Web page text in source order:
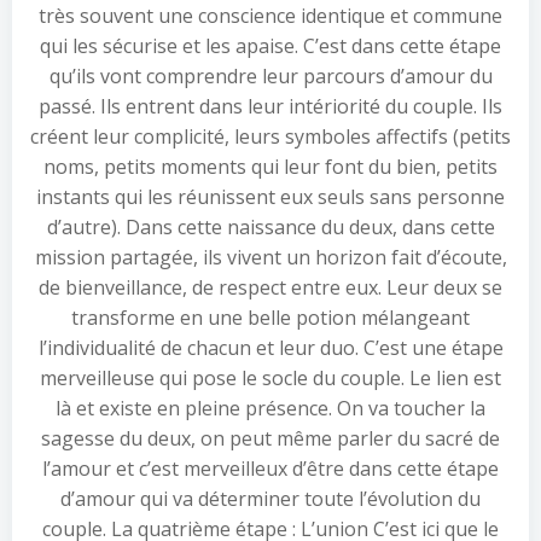
très souvent une conscience identique et commune
qui les sécurise et les apaise. C’est dans cette étape
qu’ils vont comprendre leur parcours d’amour du
passé. Ils entrent dans leur intériorité du couple. Ils
créent leur complicité, leurs symboles affectifs (petits
noms, petits moments qui leur font du bien, petits
instants qui les réunissent eux seuls sans personne
d’autre). Dans cette naissance du deux, dans cette
mission partagée, ils vivent un horizon fait d’écoute,
de bienveillance, de respect entre eux. Leur deux se
transforme en une belle potion mélangeant
l’individualité de chacun et leur duo. C’est une étape
merveilleuse qui pose le socle du couple. Le lien est
là et existe en pleine présence. On va toucher la
sagesse du deux, on peut même parler du sacré de
l’amour et c’est merveilleux d’être dans cette étape
d’amour qui va déterminer toute l’évolution du
couple. La quatrième étape : L’union C’est ici que le